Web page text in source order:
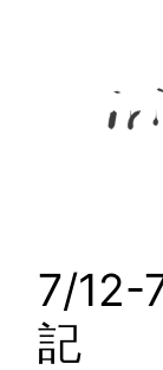
7/12-
記